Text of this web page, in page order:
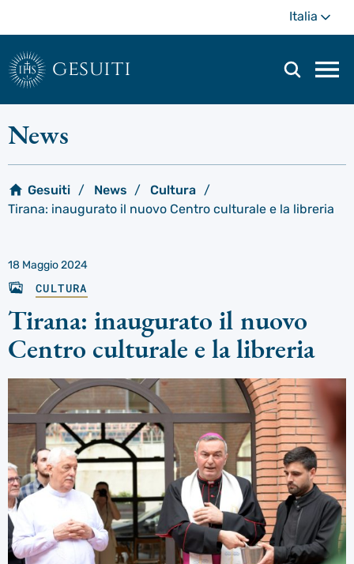
contenuto
principale
Italia
gesuiti
di
News
Gesuiti News
Cultura
Tirana: inaugurato il nuovo Centro culturale e la libreria
18 Maggio 2024
CULTURA
Tirana: inaugurato il nuovo
Centro culturale e la libreria